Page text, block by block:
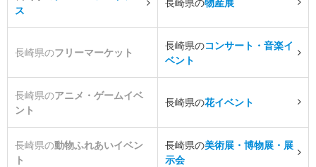
ス
長崎県のフリーマーケット
長崎県のコンサート・音楽イ
ベント
長崎県のアニメ・ゲームイベ
ント
長崎県の花イベント
長崎県の動物ふれあいイベン
ト
長崎県の美術展・博物展・展
示会